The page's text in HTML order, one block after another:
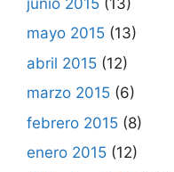
mayo 2015 (13)
abril 2015 (12)
marzo 2015 (6)
febrero 2015 (8)
enero 2015 (12)